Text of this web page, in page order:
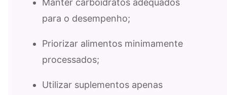
Manter carboidratos adequados
para o desempenho;
Priorizar alimentos minimamente
processados;
Utilizar suplementos apenas